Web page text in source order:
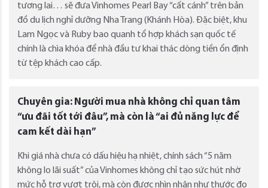
tương lai… sẽ đưa Vinhomes Pearl Bay “cất cánh” trên bản
đồ du lịch nghỉ dưỡng Nha Trang (Khánh Hòa). Đặc biệt, khu
Lam Ngọc và Ruby bao quanh tổ hợp khách sạn quốc tế
chính là chìa khóa để nhà đầu tư khai thác dòng tiền ổn định
từ tệp khách cao cấp.
Chuyên gia: Người mua nhà không chỉ quan tâm
“ưu đãi tốt tới đâu”, mà còn là “ai đủ năng lực để
cam kết dài hạn”
Khi giá nhà chưa có dấu hiệu hạ nhiệt, chính sách “5 năm
không lo lãi suất” của Vinhomes không chỉ tạo sức hút nhờ
mức hỗ trợ vượt trội, mà còn được nhìn nhận như thước đo